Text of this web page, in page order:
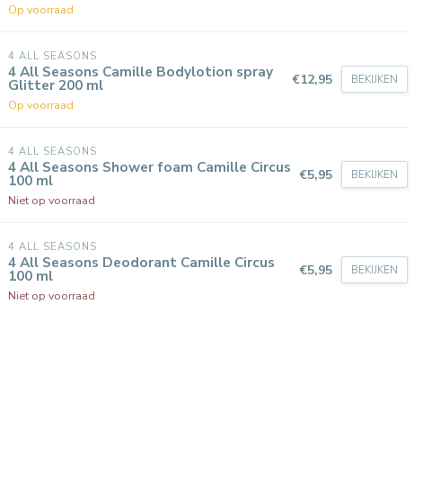
Op voorraad
4 ALL SEASONS
4 All Seasons Camille Bodylotion spray
Glitter 200 ml
Op voorraad
€12,95 BEKIJKEN
4 ALL SEASONS
4 All Seasons Shower foam Camille Circus
100 ml
Niet op voorraad
€5,95 BEKIJKEN
4 ALL SEASONS
4 All Seasons Deodorant Camille Circus
100 ml
Niet op voorraad
€5,95 BEKIJKEN